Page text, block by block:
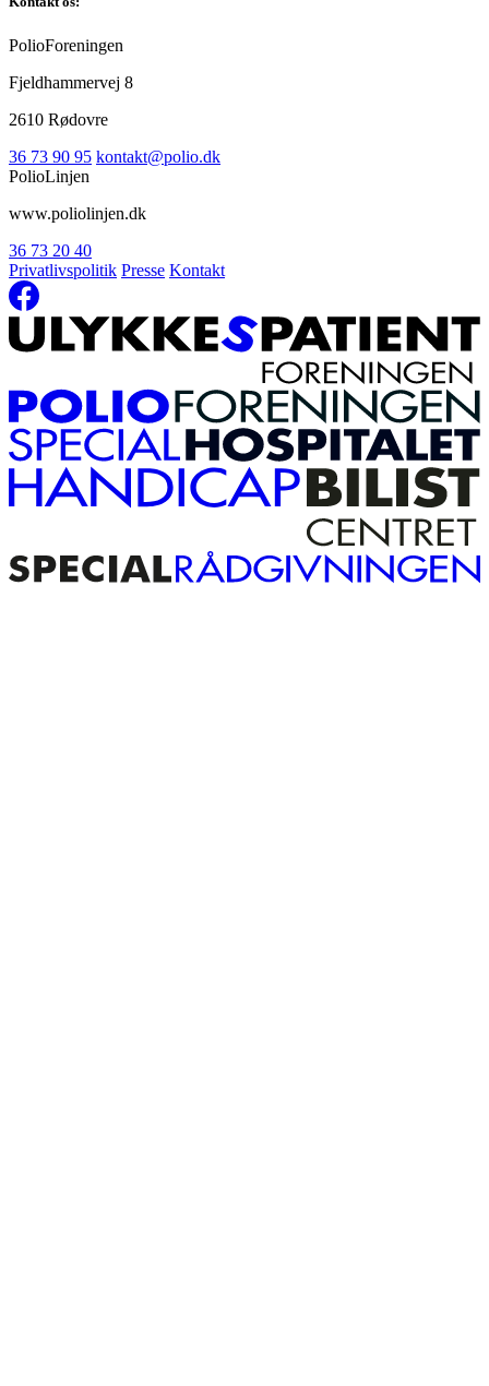
PolioForeningen
Fjeldhammervej 8
2610 Rødovre
36 73 90 95 kontakt@polio.dk
PolioLinjen
www.poliolinjen.dk
36 73 20 40
Privatlivspolitik Presse Kontakt